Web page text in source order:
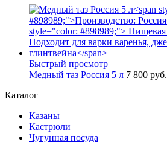
Быстрый просмотр
Медный таз Россия 5 л 7 800 руб.
Каталог
Казаны
Кастрюли
Чугунная посуда